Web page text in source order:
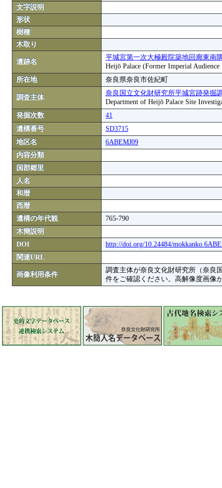
文字説明
形状
樹種
木取り
遺跡名
平城宮第一次大極殿院築地回廊東南
Heijō Palace (Former Imperial
所在地
奈良県奈良市佐紀町
調査主体
奈良国立文化財研究所平城宮跡発掘
Department of Heijō Palace Site
発掘次数
41
遺構番号
SD3715
地区名
6ABEMJ09
内容分類
国郡郷里
人名
和暦
西暦
遺構の年代観
765-790
木簡説明
DOI
http://doi.org/10.24484/
関連URL
画像利用条件
調査主体が奈良文化財研究所（奈良
件をご確認ください。高解像度画像